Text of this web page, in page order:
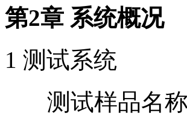
第2章 系统概况
1 测试系统
测试样品名称